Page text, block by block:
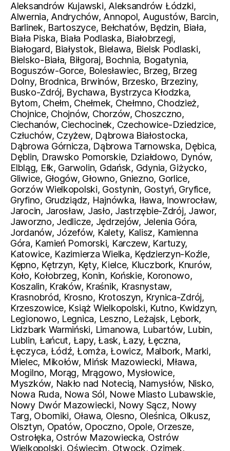
Aleksandrów Kujawski, Aleksandrów Łódzki,
Alwernia, Andrychów, Annopol, Augustów, Barcin,
Barlinek, Bartoszyce, Bełchatów, Będzin, Biała,
Biała Piska, Biała Podlaska, Białobrzegi,
Białogard, Białystok, Bielawa, Bielsk Podlaski,
Bielsko-Biała, Biłgoraj, Bochnia, Bogatynia,
Boguszów-Gorce, Bolesławiec, Brzeg, Brzeg
Dolny, Brodnica, Brwinów, Brzesko, Brzeziny,
Busko-Zdrój, Bychawa, Bystrzyca Kłodzka,
Bytom, Chełm, Chełmek, Chełmno, Chodzież,
Chojnice, Chojnów, Chorzów, Choszczno,
Ciechanów, Ciechocinek, Czechowice-Dziedzice,
Człuchów, Czyżew, Dąbrowa Białostocka,
Dąbrowa Górnicza, Dąbrowa Tarnowska, Dębica,
Dęblin, Drawsko Pomorskie, Działdowo, Dynów,
Elbląg, Ełk, Garwolin, Gdańsk, Gdynia, Giżycko,
Gliwice, Głogów, Głowno, Gniezno, Gorlice,
Gorzów Wielkopolski, Gostynin, Gostyń, Gryfice,
Gryfino, Grudziądz, Hajnówka, Iława, Inowrocław,
Jarocin, Jarosław, Jasło, Jastrzębie-Zdrój, Jawor,
Jaworzno, Jedlicze, Jędrzejów, Jelenia Góra,
Jordanów, Józefów, Kalety, Kalisz, Kamienna
Góra, Kamień Pomorski, Karczew, Kartuzy,
Katowice, Kazimierza Wielka, Kędzierzyn-Koźle,
Kępno, Kętrzyn, Kęty, Kielce, Kluczbork, Knurów,
Koło, Kołobrzeg, Konin, Końskie, Koronowo,
Koszalin, Kraków, Kraśnik, Krasnystaw,
Krasnobród, Krosno, Krotoszyn, Krynica-Zdrój,
Krzeszowice, Książ Wielkopolski, Kutno, Kwidzyn,
Legionowo, Legnica, Leszno, Leżajsk, Lębork,
Lidzbark Warmiński, Limanowa, Lubartów, Lubin,
Lublin, Łańcut, Łapy, Łask, Łazy, Łęczna,
Łęczyca, Łódź, Łomża, Łowicz, Malbork, Marki,
Mielec, Mikołów, Mińsk Mazowiecki, Mława,
Mogilno, Morąg, Mrągowo, Mysłowice,
Myszków, Nakło nad Notecią, Namysłów, Nisko,
Nowa Ruda, Nowa Sól, Nowe Miasto Lubawskie,
Nowy Dwór Mazowiecki, Nowy Sącz, Nowy
Targ, Oborniki, Oława, Olesno, Oleśnica, Olkusz,
Olsztyn, Opatów, Opoczno, Opole, Orzesze,
Ostrołęka, Ostrów Mazowiecka, Ostrów
Wielkopolski, Oświęcim, Otwock, Ozimek,